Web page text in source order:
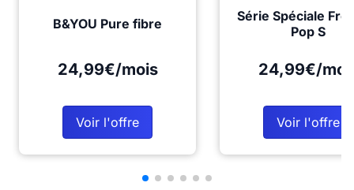
B&YOU Pure fibre
24,99€/mois
Voir l'offre
Série Spéciale
Pop S
24,99€/
Voir l'offre